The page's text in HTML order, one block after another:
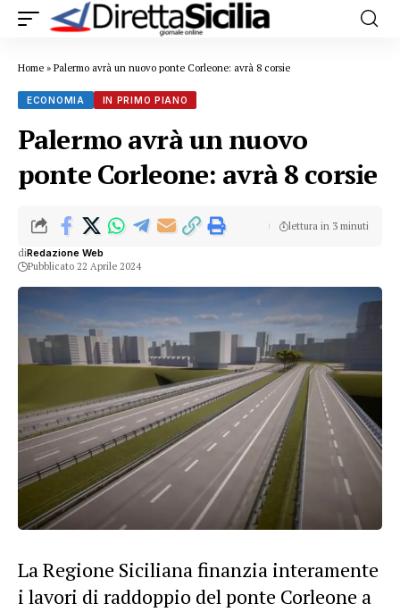
Home » Palermo avrà un nuovo ponte Corleone: avrà 8 corsie
ECONOMIA IN PRIMO PIANO
Palermo avrà un nuovo
ponte Corleone: avrà 8 corsie
diRedazione Web
Pubblicato 22 Aprile 2024
lettura in 3 minuti
La Regione Siciliana finanzia interamente
i lavori di raddoppio del ponte Corleone a